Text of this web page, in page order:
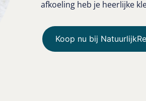
afkoeling heb je heerlijke
Koop nu bij